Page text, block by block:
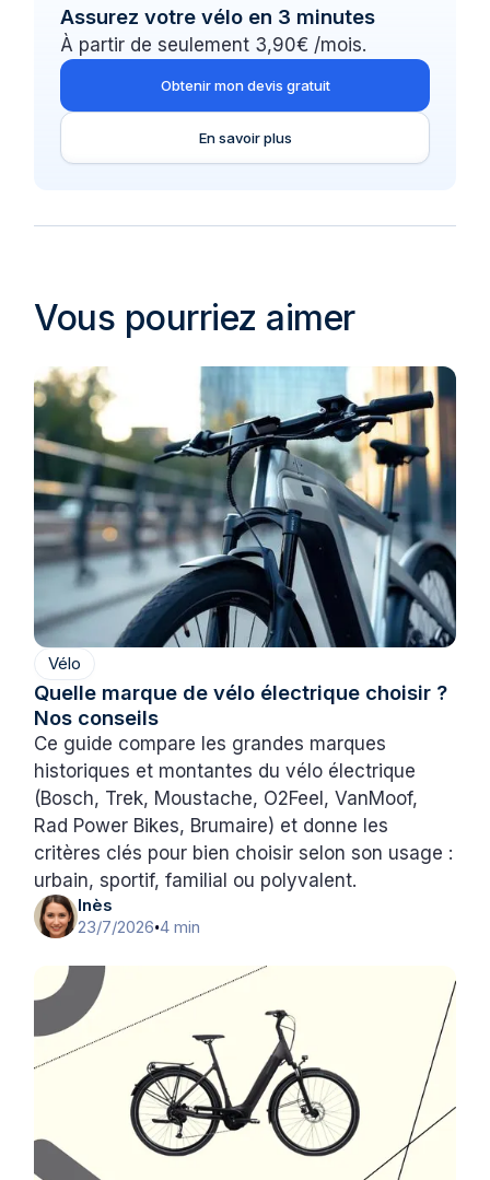
Assurez votre vélo en 3 minutes
À partir de seulement 3,90€ /mois.
Obtenir mon devis gratuit
En savoir plus
Vous pourriez aimer
Vélo
Quelle marque de vélo électrique choisir ?
Nos conseils
Ce guide compare les grandes marques
historiques et montantes du vélo électrique
(Bosch, Trek, Moustache, O2Feel, VanMoof,
Rad Power Bikes, Brumaire) et donne les
critères clés pour bien choisir selon son usage :
urbain, sportif, familial ou polyvalent.
Inès
23/7/2026•4 min